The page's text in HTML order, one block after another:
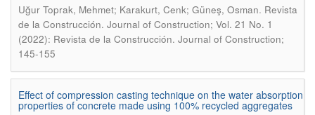
Uğur Toprak, Mehmet; Karakurt, Cenk; Güneş, Osman. Revista
de la Construcción. Journal of Construction; Vol. 21 No. 1
(2022): Revista de la Construcción. Journal of Construction;
145-155
Effect of compression casting technique on the water absorption
properties of concrete made using 100% recycled aggregates